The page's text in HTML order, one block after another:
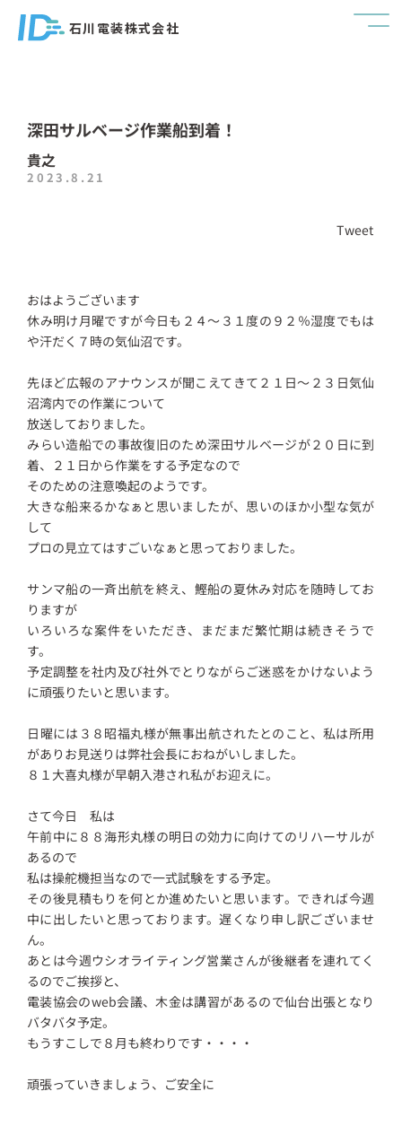
石川電装株式会社
深田サルベージ作業船到着！
貴之
2023.8.21
Tweet
おはようございます
休み明け月曜ですが今日も２４～３１度の９２％湿度でもは
や汗だく７時の気仙沼です。
先ほど広報のアナウンスが聞こえてきて２１日～２３日気仙
沼湾内での作業について
放送しておりました。
みらい造船での事故復旧のため深田サルベージが２０日に到
着、２１日から作業をする予定なので
そのための注意喚起のようです。
大きな船来るかなぁと思いましたが、思いのほか小型な気が
して
プロの見立てはすごいなぁと思っておりました。
サンマ船の一斉出航を終え、鰹船の夏休み対応を随時してお
りますが
いろいろな案件をいただき、まだまだ繁忙期は続きそうで
す。
予定調整を社内及び社外でとりながらご迷惑をかけないよう
に頑張りたいと思います。
日曜には３８昭福丸様が無事出航されたとのこと、私は所用
がありお見送りは弊社会長におねがいしました。
８１大喜丸様が早朝入港され私がお迎えに。
さて今日 私は
午前中に８８海形丸様の明日の効力に向けてのリハーサルが
あるので
私は操舵機担当なので一式試験をする予定。
その後見積もりを何とか進めたいと思います。できれば今週
中に出したいと思っております。遅くなり申し訳ございませ
ん。
あとは今週ウシオライティング営業さんが後継者を連れてく
るのでご挨拶と、
電装協会のweb会議、木金は講習があるので仙台出張となり
バタバタ予定。
もうすこしで８月も終わりです・・・・
頑張っていきましょう、ご安全に